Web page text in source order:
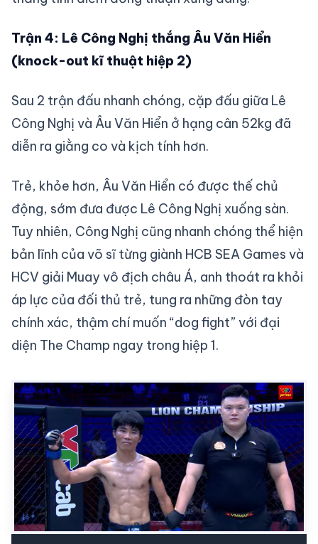
Trận 4: Lê Công Nghị thắng Âu Văn Hiển
(knock-out kĩ thuật hiệp 2)
Sau 2 trận đấu nhanh chóng, cặp đấu giữa Lê
Công Nghị và Âu Văn Hiển ở hạng cân 52kg đã
diễn ra giằng co và kịch tính hơn.
Trẻ, khỏe hơn, Âu Văn Hiển có được thế chủ
động, sớm đưa được Lê Công Nghị xuống sàn.
Tuy nhiên, Công Nghị cũng nhanh chóng thể hiện
bản lĩnh của võ sĩ từng giành HCB SEA Games và
HCV giải Muay vô địch châu Á, anh thoát ra khỏi
áp lực của đối thủ trẻ, tung ra những đòn tay
chính xác, thậm chí muốn “dog fight” với đại
diện The Champ ngay trong hiệp 1.